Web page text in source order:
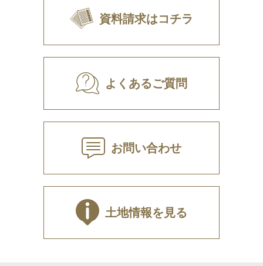
資料請求はコチラ
よくあるご質問
お問い合わせ
土地情報を見る